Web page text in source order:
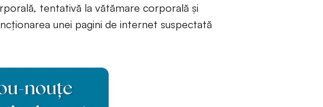
tentativă la vătămare corporală și
unei pagini de internet suspectată